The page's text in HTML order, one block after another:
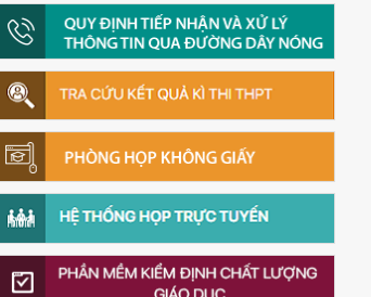
hạn và cơ cấu tổ chức
của Sở Giáo dục và Đào
tạo tỉnh Lâm Đồng